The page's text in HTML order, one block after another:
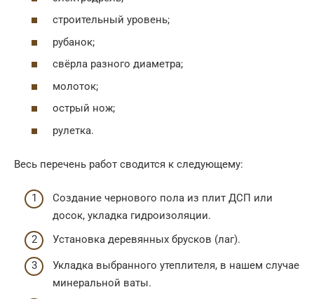
строительный уровень;
рубанок;
свёрла разного диаметра;
молоток;
острый нож;
рулетка.
Весь перечень работ сводится к следующему:
Создание чернового пола из плит ДСП или
досок, укладка гидроизоляции.
Установка деревянных брусков (лаг).
Укладка выбранного утеплителя, в нашем случае
минеральной ваты.